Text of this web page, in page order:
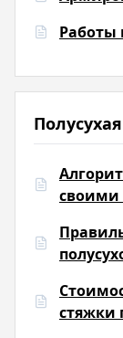
Работы
своими
стяжки